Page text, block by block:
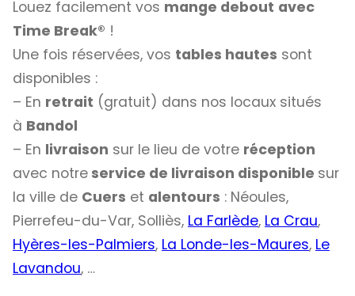
Louez facilement vos mange debout avec
Time Break® !
Une fois réservées, vos tables hautes sont
disponibles :
– En retrait (gratuit) dans nos locaux situés
à Bandol
– En livraison sur le lieu de votre réception
avec notre service de livraison disponible sur
la ville de Cuers et alentours : Néoules,
Pierrefeu-du-Var, Solliès, La Farlède, La Crau,
Hyères-les-Palmiers, La Londe-les-Maures, Le
Lavandou, …